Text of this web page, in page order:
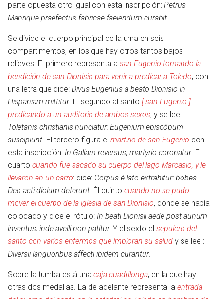
en
parte opuesta otro igual con esta inscripción: Petrus
Manrique praefectus fabricae faeiendum curabit.
Se divide el cuerpo principal de la urna en seis
compartimentos, en los que hay otros tantos bajos
relieves. El primero representa a san Eugenio tomando la
bendición de san Dionisio para venir a predicar a Toledo, con
una letra que dice: Divus Eugenius à beato Dionisio in
Hispaniam mittitur. El segundo al santo [ san Eugenio ]
predicando a un auditorio de ambos sexos, y se lee:
Toletanis christianis nunciatur: Eugenium episcópum
suscipiunt. El tercero figura el martirio de san Eugenio con
esta inscripción: In Galiam reversus, martyrio coronatur. El
cuarto cuando fue sacado su cuerpo del lago Marcasio, y le
llevaron en un carro: dice: Corpus è lato extrahitur: bobes
Deo acti diolum deferunt. Él quinto cuando no se pudo
mover el cuerpo de la iglesia de san Dionisio, donde se había
colocado y dice el rótulo: In beati Dionisii aede post aunum
inventus, inde avelli non patitur. Y el sexto el sepulcro del
santo con varios enfermos que imploran su salud y se lee :
Diversii languoribus affecti ibidem curantur.
Sobre la tumba está una caja cuadrilonga, en la que hay
otras dos medallas. La de adelante representa la entrada